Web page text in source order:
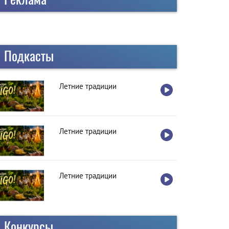
is required)
Подкасты
Летние традиции
Летние традиции
Летние традиции